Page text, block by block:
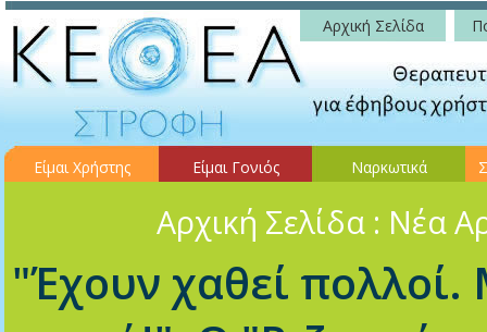
Αρχική Σελίδα
Είμαι Χρήστης Είμαι Γονιός Ναρκωτικά
Αρχική Σελίδα : Νέα
"Έχουν χαθεί πολλοί.